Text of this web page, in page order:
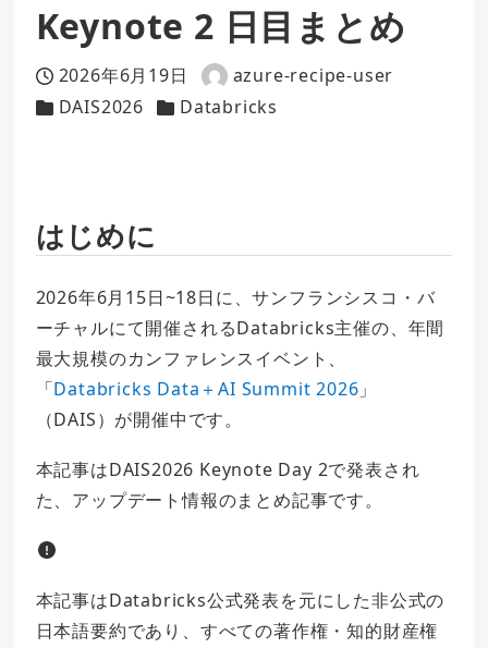
Keynote 2 日目まとめ
投稿日
2026年6月19日
著
者
azure-recipe-user
カテゴリー
DAIS2026
カテゴリー
Databricks
はじめに
2026年6月15日~18日に、サンフランシスコ・バ
ーチャルにて開催されるDatabricks主催の、年間
最大規模のカンファレンスイベント、
「Databricks Data＋AI Summit 2026 」
（DAIS）が開催中です。
本記事はDAIS2026 Keynote Day 2で発表され
た、アップデート情報のまとめ記事です。
本記事はDatabricks公式発表を元にした非公式の
日本語要約であり、すべての著作権・知的財産権